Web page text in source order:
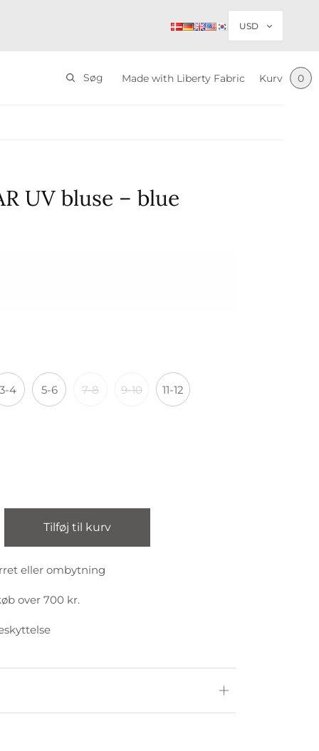
Søg Made with Liberty Fabric Kurv 0
UV bluse – blue
3-4 5-6 7-8 9-10 11-12
Tilføj til kurv
eller ombytning
over 700 kr.